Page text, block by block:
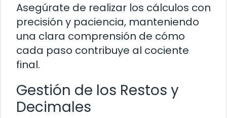
Asegúrate de realizar los cálculos con
precisión y paciencia, manteniendo
una clara comprensión de cómo
cada paso contribuye al cociente
final.
Gestión de los Restos y
Decimales